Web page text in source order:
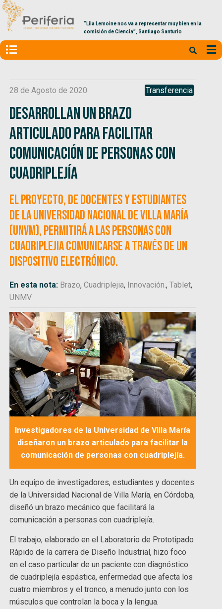
“Lila Lemoine nos va a representar muy bien en la
comisión de Ciencia”, Santiago Santurio
28 de Agosto de 2020 Transferencia
Desarrollan un brazo
articulado para facilitar
comunicación de personas con
cuadriplejía
El proyecto, de docentes y estudiantes
de la Universidad Nacional de Villa María
(UNVM), permitirá a las personas con
cuadriplejia comunicarse a través de un
dispositivo electrónico.
En esta nota: Brazo,Cuadriplejia, Innovación.,Tablet,
UNMV
Investigadores de la Universidad de Villa María
diseñaron un brazo articulado para facilitar la
comunicación de personas con cuadriplejía.
Un equipo de investigadores, estudiantes y docentes
de la Universidad Nacional de Villa María, en Córdoba,
diseñó un brazo mecánico que facilitará la
comunicación a personas con cuadriplejía.
El trabajo, elaborado en el Laboratorio de Prototipado
Rápido de la carrera de Diseño Industrial, hizo foco
en el caso particular de un paciente con diagnóstico
de cuadriplejía espástica, enfermedad que afecta los
cuatro miembros y el tronco, a menudo junto con los
músculos que controlan la boca y la lengua.